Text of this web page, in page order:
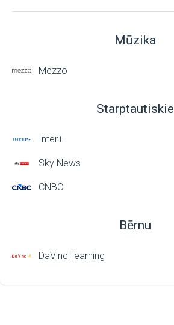
Mūzika
Mezzo
Starptautiskie
Inter+
Sky News
CNBC
Bērnu
DaVinci learning